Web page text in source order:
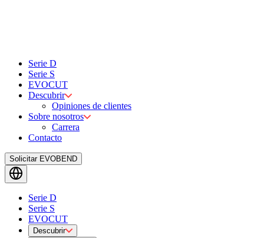
Serie D
Serie S
EVOCUT
Descubrir
Opiniones de clientes
Sobre nosotros
Carrera
Contacto
Solicitar EVOBEND
Serie D
Serie S
EVOCUT
Descubrir